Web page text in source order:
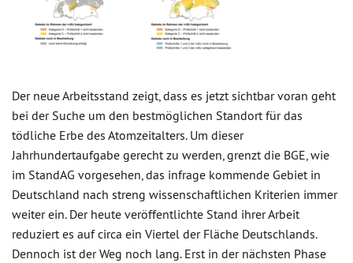
Der neue Arbeitsstand zeigt, dass es jetzt sichtbar voran geht
bei der Suche um den bestmöglichen Standort für das
tödliche Erbe des Atomzeitalters. Um dieser
Jahrhundertaufgabe gerecht zu werden, grenzt die BGE, wie
im StandAG vorgesehen, das infrage kommende Gebiet in
Deutschland nach streng wissenschaftlichen Kriterien immer
weiter ein. Der heute veröffentlichte Stand ihrer Arbeit
reduziert es auf circa ein Viertel der Fläche Deutschlands.
Dennoch ist der Weg noch lang. Erst in der nächsten Phase